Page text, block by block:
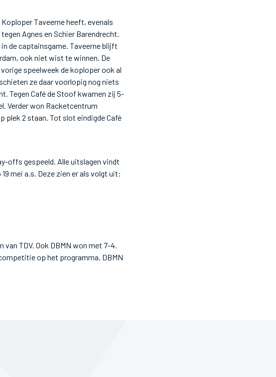
Taveerne heeft, evenals
Agnes en Schier Barendrecht.
de captainsgame. Taveerne blijft
ook niet wist te winnen. De
speelweek de koploper ook al
ze daar voorlopig nog niets
Tegen Café de Stoof kwamen zij 5-
Verder won Racketcentrum
plek 2 staan. Tot slot eindigde Café
offs gespeeld. Alle uitslagen vindt
mei a.s. Deze zien er als volgt uit:
TDV. Ook DBMN won met 7-4.
op het programma. DBMN